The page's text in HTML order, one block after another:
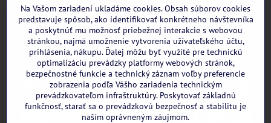
WhatsApp
Na Vašom zariadení ukladáme cookies. Obsah súborov cookies
predstavuje spôsob, ako identifikovať konkrétneho návštevníka
a poskytnúť mu možnosť priebežnej interakcie s webovou
stránkou, najmä umožnenie vytvorenia užívateľského účtu,
prihlásenia, nákupu. Ďalej môžu byť využité pre technickú
optimalizáciu prevádzky platformy webových stránok,
bezpečnostné funkcie a technický záznam voľby preferencie
zobrazenia podľa Vášho zariadenia technickým
prevádzkovateľom infraštruktúry. Poskytovať základnú
funkčnosť, starať sa o prevádzkovú bezpečnosť a stabilitu je
naším oprávneným záujmom.